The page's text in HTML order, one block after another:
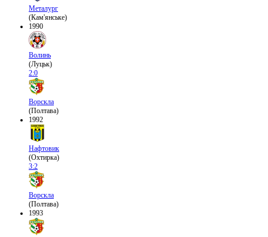
Металург
(Кам'янське)
1990
Волинь
(Луцьк)
2:0
Ворскла
(Полтава)
1992
Нафтовик
(Охтирка)
3:2
Ворскла
(Полтава)
1993